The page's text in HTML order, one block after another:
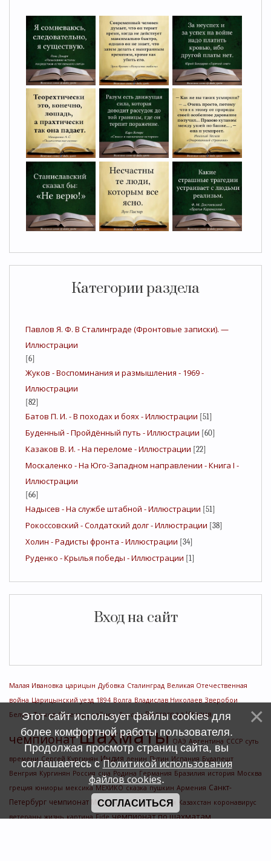
Категории раздела
Павлов Я. Ф. В Сталинграде (Фронтовые записки). —
Иллюстрации
[6]
Жуков - Воспоминания и размышления - 1969 -
Иллюстрации
[82]
Батов П. И. - В походах и боях - Иллюстрации [51]
Буденный - Пройдённый путь - Иллюстрации [60]
Казаков В. И. - На переломе - Иллюстрации [22]
Москаленко - На Юго-Западном направлении - Книга I -
Иллюстрации
[66]
Надысев - На службе штабной - Иллюстрации [51]
Рокоссовский - Солдатский долг - Иллюстрации [38]
Холин - Радисты фронта - Иллюстрации [34]
Руденко - Крылья победы - Иллюстрации [1]
Вход на сайт
Малая Ивановка царицын Дубовка Сталинград Великая Отечественная
война Царицынский уезд 1894 Волга Владислав Николаев Зверобои
Белуха Тучков Салехард сейнер Диксон Волгоград Италия
чемпионатшахматы ОАЭ Аргентина СССР суть
времени Сергей Кургинян Индия ленин Путин Испания Будапешт
Венгрия Кургинян Россия сша Родина Германия Бразилия история Москва
греция юниоры мексика МЕХИКО сказка пушкин Армения Санкт-
Петербург чемпионат Мира чемпионат россии Казахстан коронавирус
ветераны жизнь картина Fide чемпионат по шахматам
Этот сайт использует файлы cookies для
более комфортной работы пользователя.
Продолжая просмотр страниц сайта, вы
соглашаетесь сПолитикой использования
файлов cookies.
СОГЛАСИТЬСЯ